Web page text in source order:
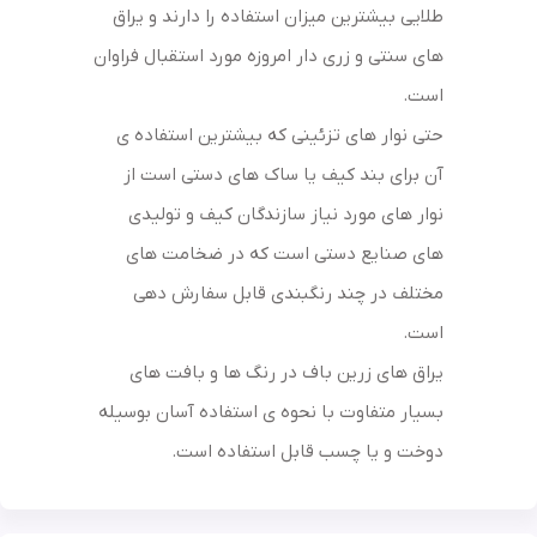
طلایی بیشترین میزان استفاده را دارند و یراق
های سنتی و زری دار امروزه مورد استقبال فراوان
است.
حتی نوار های تزئینی که بیشترین استفاده ی
آن برای بند کیف یا ساک های دستی است از
نوار های مورد نیاز سازندگان کیف و تولیدی
های صنایع دستی است که در ضخامت های
مختلف در چند رنگبندی قابل سفارش دهی
است.
یراق های زرین باف در رنگ ها و بافت های
بسیار متفاوت با نحوه ی استفاده آسان بوسیله
دوخت و یا چسب قابل استفاده است.